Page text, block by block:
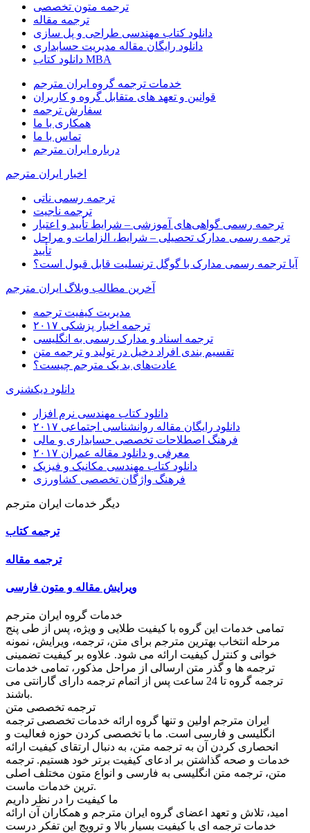
ترجمه متون تخصصی
ترجمه مقاله
دانلود کتاب مهندسی طراحی و پل سازی
دانلود رایگان مقاله مدیریت حسابداری
دانلود کتاب MBA
خدمات ترجمه گروه ایران مترجم
قوانین و تعهد های متقابل گروه و کاربران
سفارش ترجمه
همکاری با ما
تماس با ما
درباره ایران مترجم
اخبار ایران مترجم
ترجمه رسمی ناتی
ترجمه ناجیت
ترجمه رسمی گواهی‌های آموزشی – شرایط تأیید و اعتبار
ترجمه رسمی مدارک تحصیلی – شرایط، الزامات و مراحل
تأیید
آیا ترجمه رسمی مدارک با گوگل ترنسلیت قابل قبول است؟
آخرین مطالب وبلاگ ایران مترجم
مدیریت کیفیت ترجمه
ترجمه اخبار پزشکی ۲۰۱۷
ترجمه اسناد و مدارک رسمی به انگلیسی
تقسیم بندی افراد دخیل در تولید و ترجمه متن
عادت‌های بد یک مترجم چیست؟
دانلود دیکشنری
دانلود کتاب مهندسی نرم افزار
دانلود رایگان مقاله روانشناسی اجتماعی ۲۰۱۷
فرهنگ اصطلاحات تخصصی حسابداری و مالی
معرفی و دانلود مقاله عمران ۲۰۱۷
دانلود کتاب مهندسی مکانیک و فیزیک
فرهنگ واژگان تخصصی کشاورزی
دیگر خدمات ایران مترجم
ترجمه کتاب
ترجمه مقاله
ویرایش مقاله و متون فارسی
خدمات گروه ایران مترجم
تمامی خدمات این گروه با کیفیت طلایی و ویژه، پس از طی پنج
مرحله انتخاب بهترین مترجم برای متن، ترجمه، ویرایش، نمونه
خوانی و کنترل کیفیت ارائه می شود. علاوه بر کیفیت تضمینی
ترجمه ها و گذر متن ارسالی از مراحل مذکور، تمامی خدمات
ترجمه گروه تا 24 ساعت پس از اتمام ترجمه دارای گارانتی می
باشند.
ترجمه تخصصی متن
ایران مترجم اولین و تنها گروه ارائه خدمات تخصصی ترجمه
انگلیسی و فارسی است. ما با تخصصی کردن حوزه فعالیت و
انحصاری کردن آن به ترجمه متن، به دنبال ارتقای کیفیت ارائه
خدمات و صحه گذاشتن بر ادعای کیفیت برتر خود هستیم. ترجمه
متن، ترجمه متن انگلیسی به فارسی و انواع متون مختلف اصلی
ترین خدمات ماست.
ما کیفیت را در نظر داریم
امید، تلاش و تعهد اعضای گروه ایران مترجم و همکاران آن ارائه
خدمات ترجمه ای با کیفیت بسیار بالا و ترویج این تفکر درست